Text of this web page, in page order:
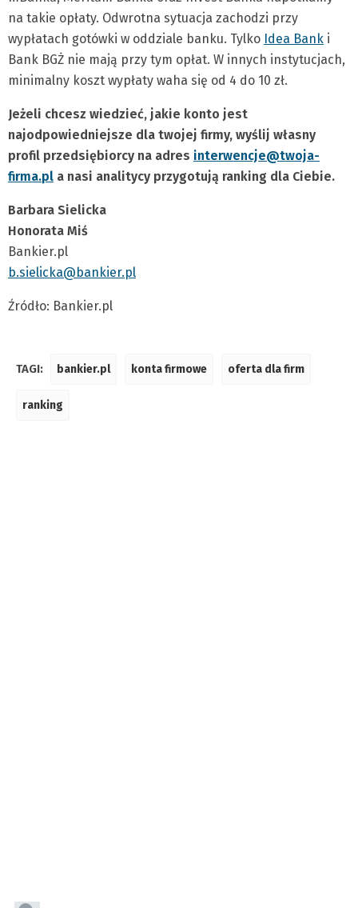
na takie opłaty. Odwrotna sytuacja zachodzi przy
wypłatach gotówki w oddziale banku. Tylko Idea Bank i
Bank BGŻ nie mają przy tym opłat. W innych instytucjach,
minimalny koszt wypłaty waha się od 4 do 10 zł.
Jeżeli chcesz wiedzieć, jakie konto jest
najodpowiedniejsze dla twojej firmy, wyślij własny
profil przedsiębiorcy na adres interwencje@twoja-
firma.pl a nasi analitycy przygotują ranking dla Ciebie.
Barbara Sielicka
Honorata Miś
Bankier.pl
b.sielicka@bankier.pl
Źródło: Bankier.pl
TAGI: bankier.pl konta firmowe oferta dla firm
ranking